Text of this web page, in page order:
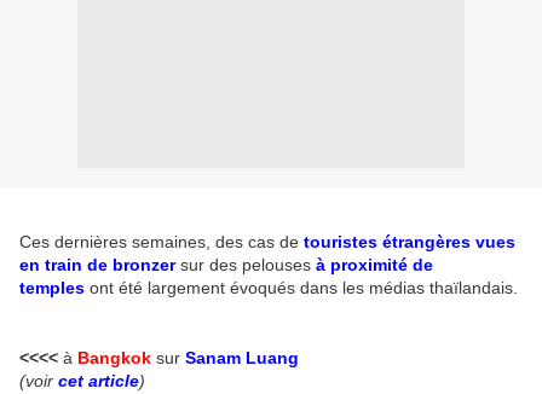
Ces dernières semaines, des cas de touristes étrangères vues
en train de bronzersur des pelouses à proximité de
temples ont été largement évoqués dans les médias thaïlandais.
<<<< à Bangkok sur Sanam Luang
(voir cet article)